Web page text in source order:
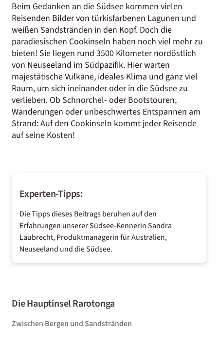
Beim Gedanken an die Südsee kommen vielen
Reisenden Bilder von türkisfarbenen Lagunen und
weißen Sandstränden in den Kopf. Doch die
paradiesischen Cookinseln haben noch viel mehr zu
bieten! Sie liegen rund 3500 Kilometer nordöstlich
von Neuseeland im Südpazifik. Hier warten
majestätische Vulkane, ideales Klima und ganz viel
Raum, um sich ineinander oder in die Südsee zu
verlieben. Ob Schnorchel- oder Bootstouren,
Wanderungen oder unbeschwertes Entspannen am
Strand: Auf den Cookinseln kommt jeder Reisende
auf seine Kosten!
Experten-Tipps:
Die Tipps dieses Beitrags beruhen auf den
Erfahrungen unserer Südsee-Kennerin Sandra
Laubrecht, Produktmanagerin für Australien,
Neuseeland und die Südsee.
Die Hauptinsel Rarotonga
Zwischen Bergen und Sandstränden